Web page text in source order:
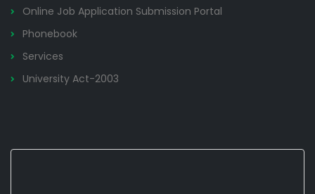
Online Job Application Submission Portal
Phonebook
Services
University Act-2003